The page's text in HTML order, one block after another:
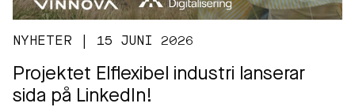
NYHETER | 15 JUNI 2026
Projektet Elflexibel industri lanserar
sida på LinkedIn!